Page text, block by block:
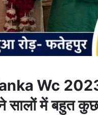
Wc 2023:
सालों में बहुत